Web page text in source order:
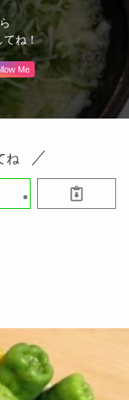
した。
てるとは、地域
。
うどんを食べに
ね